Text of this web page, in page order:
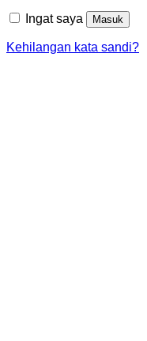
Ingat saya Masuk
Kehilangan kata sandi?